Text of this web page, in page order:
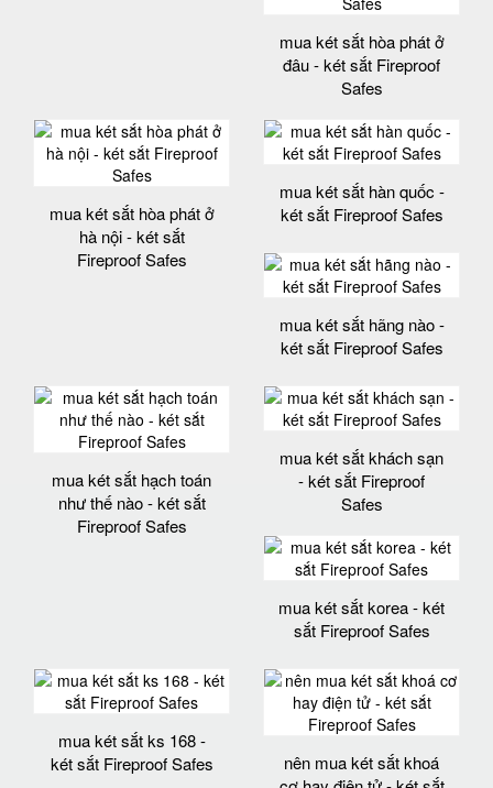
mua két sắt hòa phát ở
đâu - két sắt Fireproof
Safes
mua két sắt hòa phát ở
hà nội - két sắt
Fireproof Safes
mua két sắt hàn quốc -
két sắt Fireproof Safes
mua két sắt hãng nào -
két sắt Fireproof Safes
mua két sắt hạch toán
như thế nào - két sắt
Fireproof Safes
mua két sắt khách sạn
- két sắt Fireproof
Safes
mua két sắt korea - két
sắt Fireproof Safes
mua két sắt ks 168 -
két sắt Fireproof Safes
nên mua két sắt khoá